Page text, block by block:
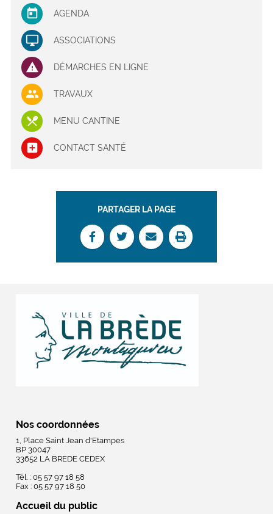
AGENDA
ASSOCIATIONS
DÉMARCHES EN LIGNE
TRAVAUX
MENU CANTINE
CONTACT SANTÉ
PARTAGER LA PAGE
Nos coordonnées
1, Place Saint Jean d'Etampes
BP 30047
33652 LA BREDE CEDEX
Tél. : 05 57 97 18 58
Fax : 05 57 97 18 50
Accueil du public